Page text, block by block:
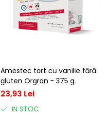
Amestec tort cu vanilie fără
gluten Orgran - 375 g.
23,93 Lei
IN STOC